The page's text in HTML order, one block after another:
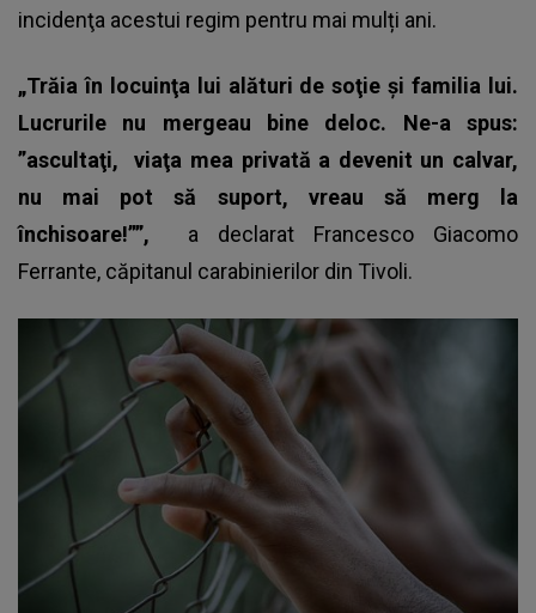
incidenţa acestui regim pentru mai mulți ani.
„Trăia în locuinţa lui alături de soţie şi familia lui.
Lucrurile nu mergeau bine deloc. Ne-a spus:
”ascultaţi,viaţa mea privată a devenit un calvar,
nu mai pot să suport, vreau să merg la
închisoare!””, a declarat Francesco Giacomo
Ferrante, căpitanul carabinierilor din Tivoli.